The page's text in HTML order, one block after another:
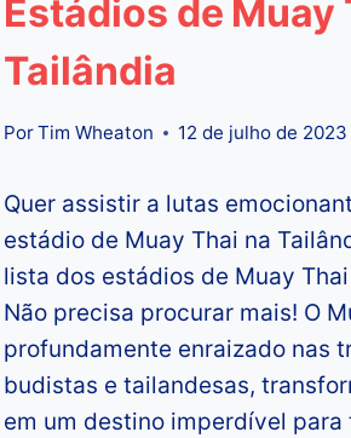
Estádios de Muay
Tailândia
PorTim Wheaton 12 de julho de 2023
Quer assistir a lutas
estádio de Muay Thai na
lista dos estádios de Muay
Não precisa procurar mais! O
profundamente enraizado nas
budistas e tailandesas,
em um destino imperdível para